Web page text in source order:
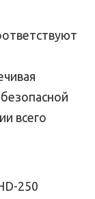
всего
250